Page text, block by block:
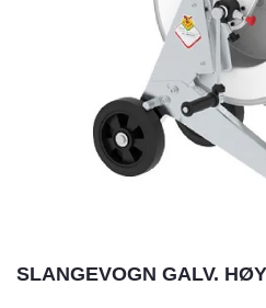
SLANGEVOGN GALV.